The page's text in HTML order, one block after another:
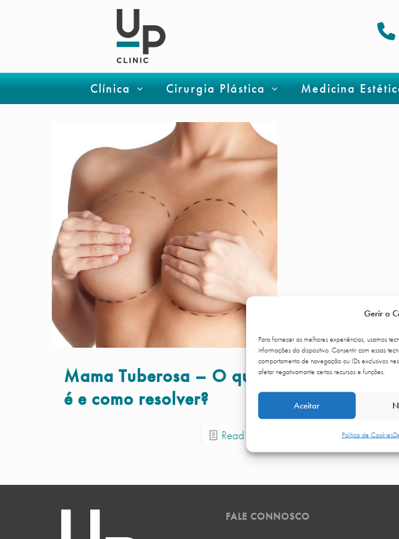
Gerir o
Para fornecer as melhores experiências, usamos
informações do dispositivo. Consentir com essas
comportamento de navegação ou IDs exclusivos
afetar negativamante certos recursos e funções.
Aceitar
Política de Cookies
Clínica Cirurgia Plástica Medicina
Mama Tuberosa – O que
é e como resolver?
Read more
FALE CONNOSCO